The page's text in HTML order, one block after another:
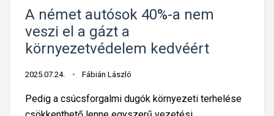
A német autósok 40%-a nem
veszi el a gázt a
környezetvédelem kedvéért
2025.07.24. Fábián László
Pedig a csúcsforgalmi dugók környezeti terhelése